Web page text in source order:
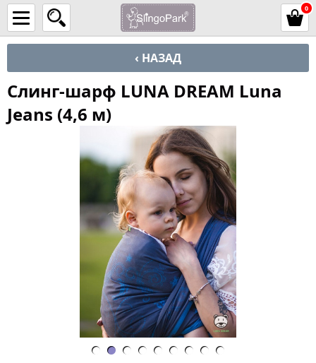
0
‹ НАЗАД
Слинг-шарф LUNA DREAM Luna
Jeans (4,6 м)